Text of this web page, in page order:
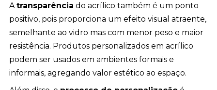
Atransparência do acrílico também é um ponto
positivo, pois proporciona um efeito visual atraente,
semelhante ao vidro mas com menor peso e maior
resistência. Produtos personalizados em acrílico
podem ser usados em ambientes formais e
informais, agregando valor estético ao espaço.